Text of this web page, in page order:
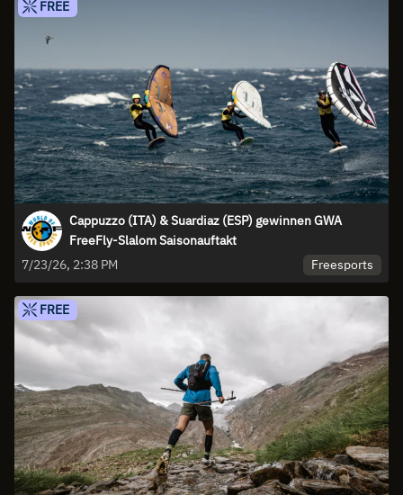
FREE
Cappuzzo (ITA) & Suardiaz (ESP) gewinnen GWA
FreeFly-Slalom Saisonauftakt
7/23/26, 2:38 PM
Freesports
FREE